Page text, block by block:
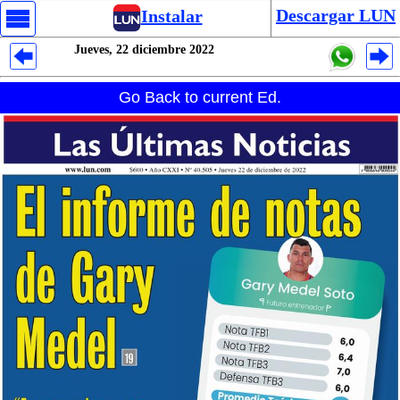
Instalar Descargar LUN
Jueves, 22 diciembre 2022
Go Back to current Ed.
Despliegues Analytics
Despliegues Totales
Despliegues por Rubros